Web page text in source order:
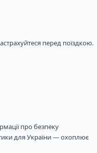
перед поїздкою.
про безпеку
для України — охоплює